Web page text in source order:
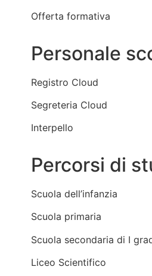
Offerta formativa
Personale
Registro Cloud
Segreteria Cloud
Interpello
Percorsi di
Scuola dell’infanzia
Scuola primaria
Scuola secondaria di I
Liceo Scientifico